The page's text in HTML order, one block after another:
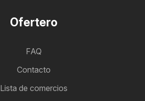
Ofertero
FAQ
Contacto
Lista de comercios